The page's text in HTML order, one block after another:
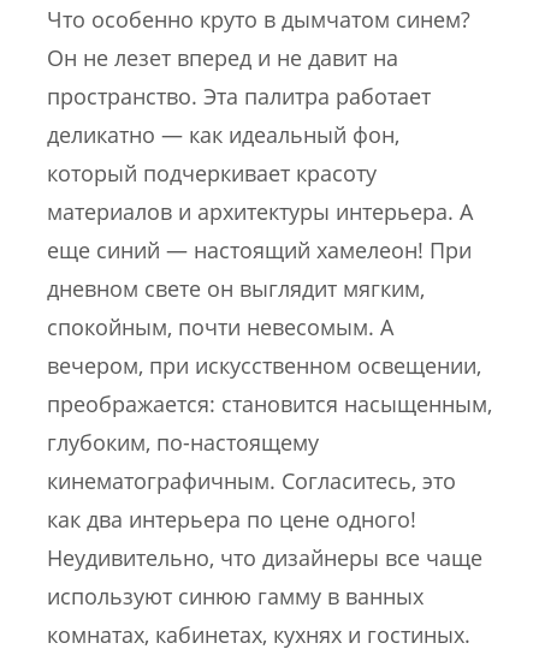
Что особенно круто в дымчатом синем?
Он не лезет вперед и не давит на
пространство. Эта палитра работает
деликатно — как идеальный фон,
который подчеркивает красоту
материалов и архитектуры интерьера. А
еще синий — настоящий хамелеон! При
дневном свете он выглядит мягким,
спокойным, почти невесомым. А
вечером, при искусственном освещении,
преображается: становится насыщенным,
глубоким, по-настоящему
кинематографичным. Согласитесь, это
как два интерьера по цене одного!
Неудивительно, что дизайнеры все чаще
используют синюю гамму в ванных
комнатах, кабинетах, кухнях и гостиных.